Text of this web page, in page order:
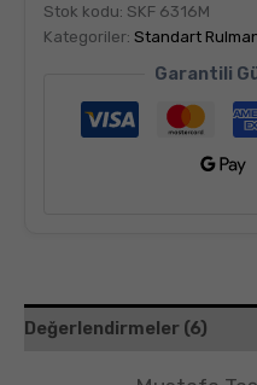
Stok kodu: SKF 6316M
Kategoriler: Standart
Garantili
Değerlendirmeler (6)